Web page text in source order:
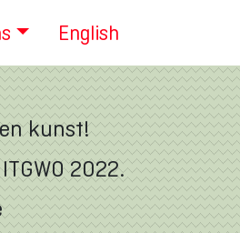
English
kunst!
2022.